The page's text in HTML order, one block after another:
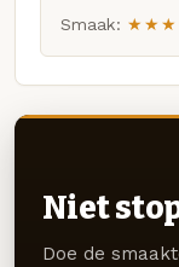
Smaak:
Niet
Doe de